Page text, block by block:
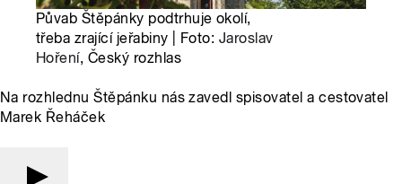
Půvab Štěpánky podtrhuje okolí,
třeba zrající jeřabiny | Foto: Jaroslav
Hoření, Český rozhlas
Na rozhlednu Štěpánku nás zavedl spisovatel a cestovatel
Marek Řeháček